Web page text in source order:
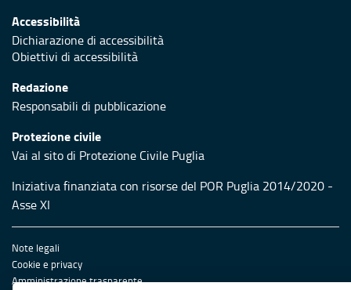
Accessibilità
Dichiarazione di accessibilità
Obiettivi di accessibilità
Redazione
Responsabili di pubblicazione
Protezione civile
Vai al sito di Protezione Civile Puglia
Iniziativa finanziata con risorse del POR Puglia 2014/2020 -
Asse XI
Note legali
Cookie e privacy
Amministrazione trasparente